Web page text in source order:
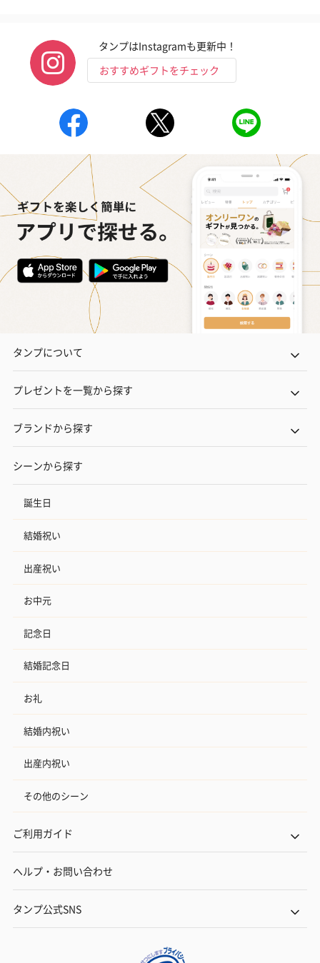
タンプはInstagramも更新中！
おすすめギフトをチェック
タンプについて
プレゼントを一覧から探す
ブランドから探す
シーンから探す
誕生日
結婚祝い
出産祝い
お中元
記念日
結婚記念日
お礼
結婚内祝い
出産内祝い
その他のシーン
ご利用ガイド
ヘルプ・お問い合わせ
タンプ公式SNS